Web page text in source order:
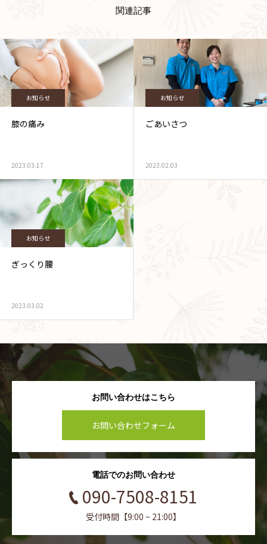
関連記事
お知らせ
膝の痛み
2023.03.17
お知らせ
ごあいさつ
2023.02.03
お知らせ
ぎっくり腰
2023.03.02
お問い合わせはこちら
お問い合わせフォーム
電話でのお問い合わせ
090-7508-8151
受付時間【9:00 ~ 21:00】